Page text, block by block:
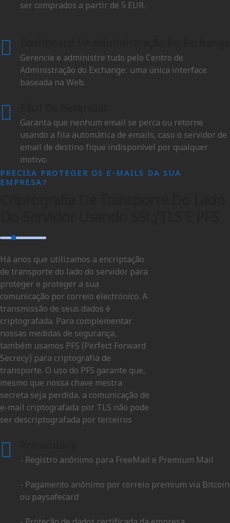
ser comprados a partir de 5 EUR.
Gerencie e administre tudo pelo Centro de
Administração do Exchange: uma única interface
baseada na Web.
Garanta que nenhum email se perca ou retorne
usando a fila automática de emails, caso o servidor de
email de destino fique indisponível por qualquer
motivo.
PRECISA PROTEGER OS E-MAILS DA SUA
EMPRESA?
Há anos que utilizamos a encriptação
de transporte do lado do servidor para
proteger e proteger a sua
comunicação por correio electrónico. A
transmissão de seus dados é
criptografada. Para complementar
nossas medidas de segurança,
também usamos PFS (Perfect Forward
Secrecy) para criptografia de
transporte. O uso do PFS garante que,
mesmo que nossa chave mestra
secreta seja perdida, a comunicação de
e-mail criptografada por TLS não pode
ser descriptografada por terceiros
- Registro anônimo para FreeMail e Premium Mail
- Pagamento anônimo por correio premium via Bitcoin
ou paysafecard